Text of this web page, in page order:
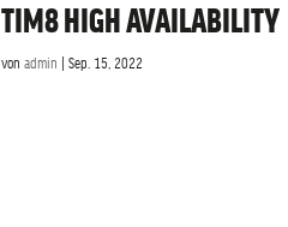
TIM8 HIGH AVAILABILITY
vonadmin |Sep. 15, 2022